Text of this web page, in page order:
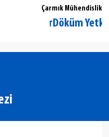
Çarmık Mühendislik
DemirDöküm Yetkili